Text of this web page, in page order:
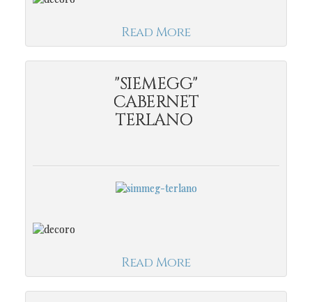
Read More
"SIEMEGG"
CABERNET
TERLANO
Read More